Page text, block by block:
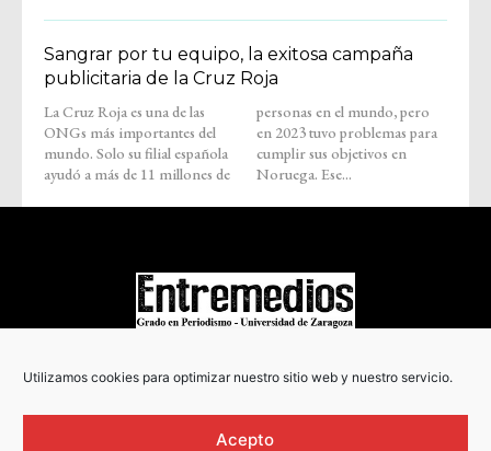
Utilizamos cookies para optimizar nuestro sitio web y nuestro servicio.
Acepto
Sangrar por tu equipo, la exitosa campaña
publicitaria de la Cruz Roja
La Cruz Roja es una de las
ONGs más importantes del
mundo. Solo su filial española
ayudó a más de 11 millones de
personas en el mundo, pero
en 2023 tuvo problemas para
cumplir sus objetivos en
Noruega. Ese...